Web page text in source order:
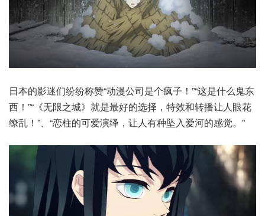
日本的影迷们纷纷称赞“动漫公司是个疯子！”“这是什么鬼东
西！”“《无限之城》就是最好的选择，特效和转播让人眼花
缭乱！”、“恋柱的可爱演绎，让人有种坠入爱河的感觉。”